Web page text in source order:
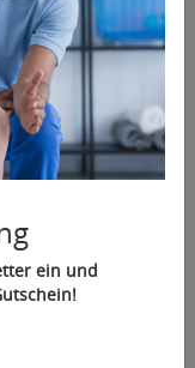
ein und